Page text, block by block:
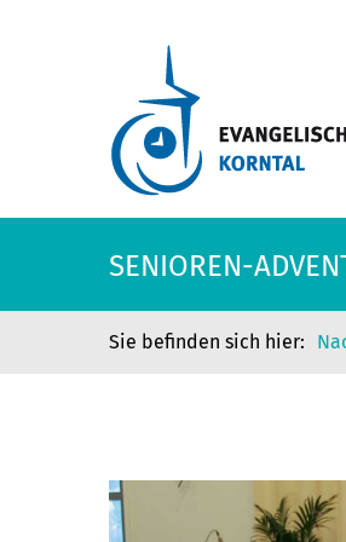
SENIOREN-